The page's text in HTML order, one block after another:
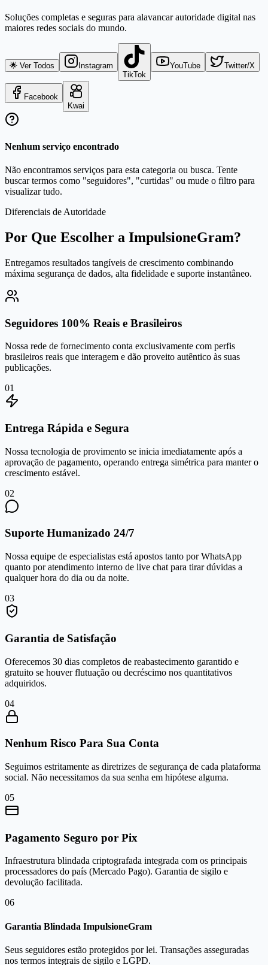
Soluções completas e seguras para alavancar autoridade digital nas
maiores redes sociais do mundo.
🌟 Ver Todos
Instagram
TikTok
YouTube Twitter/X
Facebook
Kwai
Nenhum serviço encontrado
Não encontramos serviços para esta categoria ou busca. Tente
buscar termos como "seguidores", "curtidas" ou mude o filtro para
visualizar tudo.
Diferenciais de Autoridade
Por Que Escolher a ImpulsioneGram?
Entregamos resultados tangíveis de crescimento combinando
máxima segurança de dados, alta fidelidade e suporte instantâneo.
Seguidores 100% Reais e Brasileiros
Nossa rede de fornecimento conta exclusivamente com perfis
brasileiros reais que interagem e dão proveito autêntico às suas
publicações.
01
Entrega Rápida e Segura
Nossa tecnologia de provimento se inicia imediatamente após a
aprovação de pagamento, operando entrega simétrica para manter o
crescimento estável.
02
Suporte Humanizado 24/7
Nossa equipe de especialistas está apostos tanto por WhatsApp
quanto por atendimento interno de live chat para tirar dúvidas a
qualquer hora do dia ou da noite.
03
Garantia de Satisfação
Oferecemos 30 dias completos de reabastecimento garantido e
gratuito se houver flutuação ou decréscimo nos quantitativos
adquiridos.
04
Nenhum Risco Para Sua Conta
Seguimos estritamente as diretrizes de segurança de cada plataforma
social. Não necessitamos da sua senha em hipótese alguma.
05
Pagamento Seguro por Pix
Infraestrutura blindada criptografada integrada com os principais
processadores do país (Mercado Pago). Garantia de sigilo e
devolução facilitada.
06
Garantia Blindada ImpulsioneGram
Seus seguidores estão protegidos por lei. Transações asseguradas
nos termos integrais de sigilo e LGPD.